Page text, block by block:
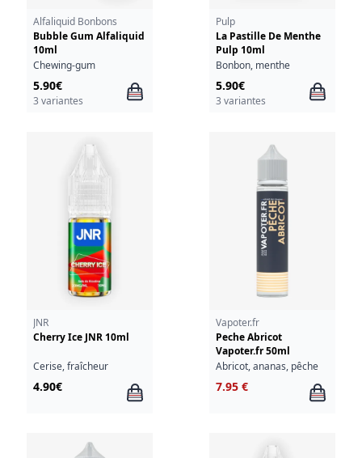
Alfaliquid Bonbons
Bubble Gum Alfaliquid
10ml
Chewing-gum
5.90€
3 variantes
Pulp
La Pastille De Menthe
Pulp 10ml
Bonbon, menthe
5.90€
3 variantes
JNR
Cherry Ice JNR 10ml
Cerise, fraîcheur
4.90€
Vapoter.fr
Peche Abricot
Vapoter.fr 50ml
Abricot, ananas, pêche
7.95 €